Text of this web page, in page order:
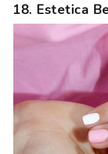
18. Estetica